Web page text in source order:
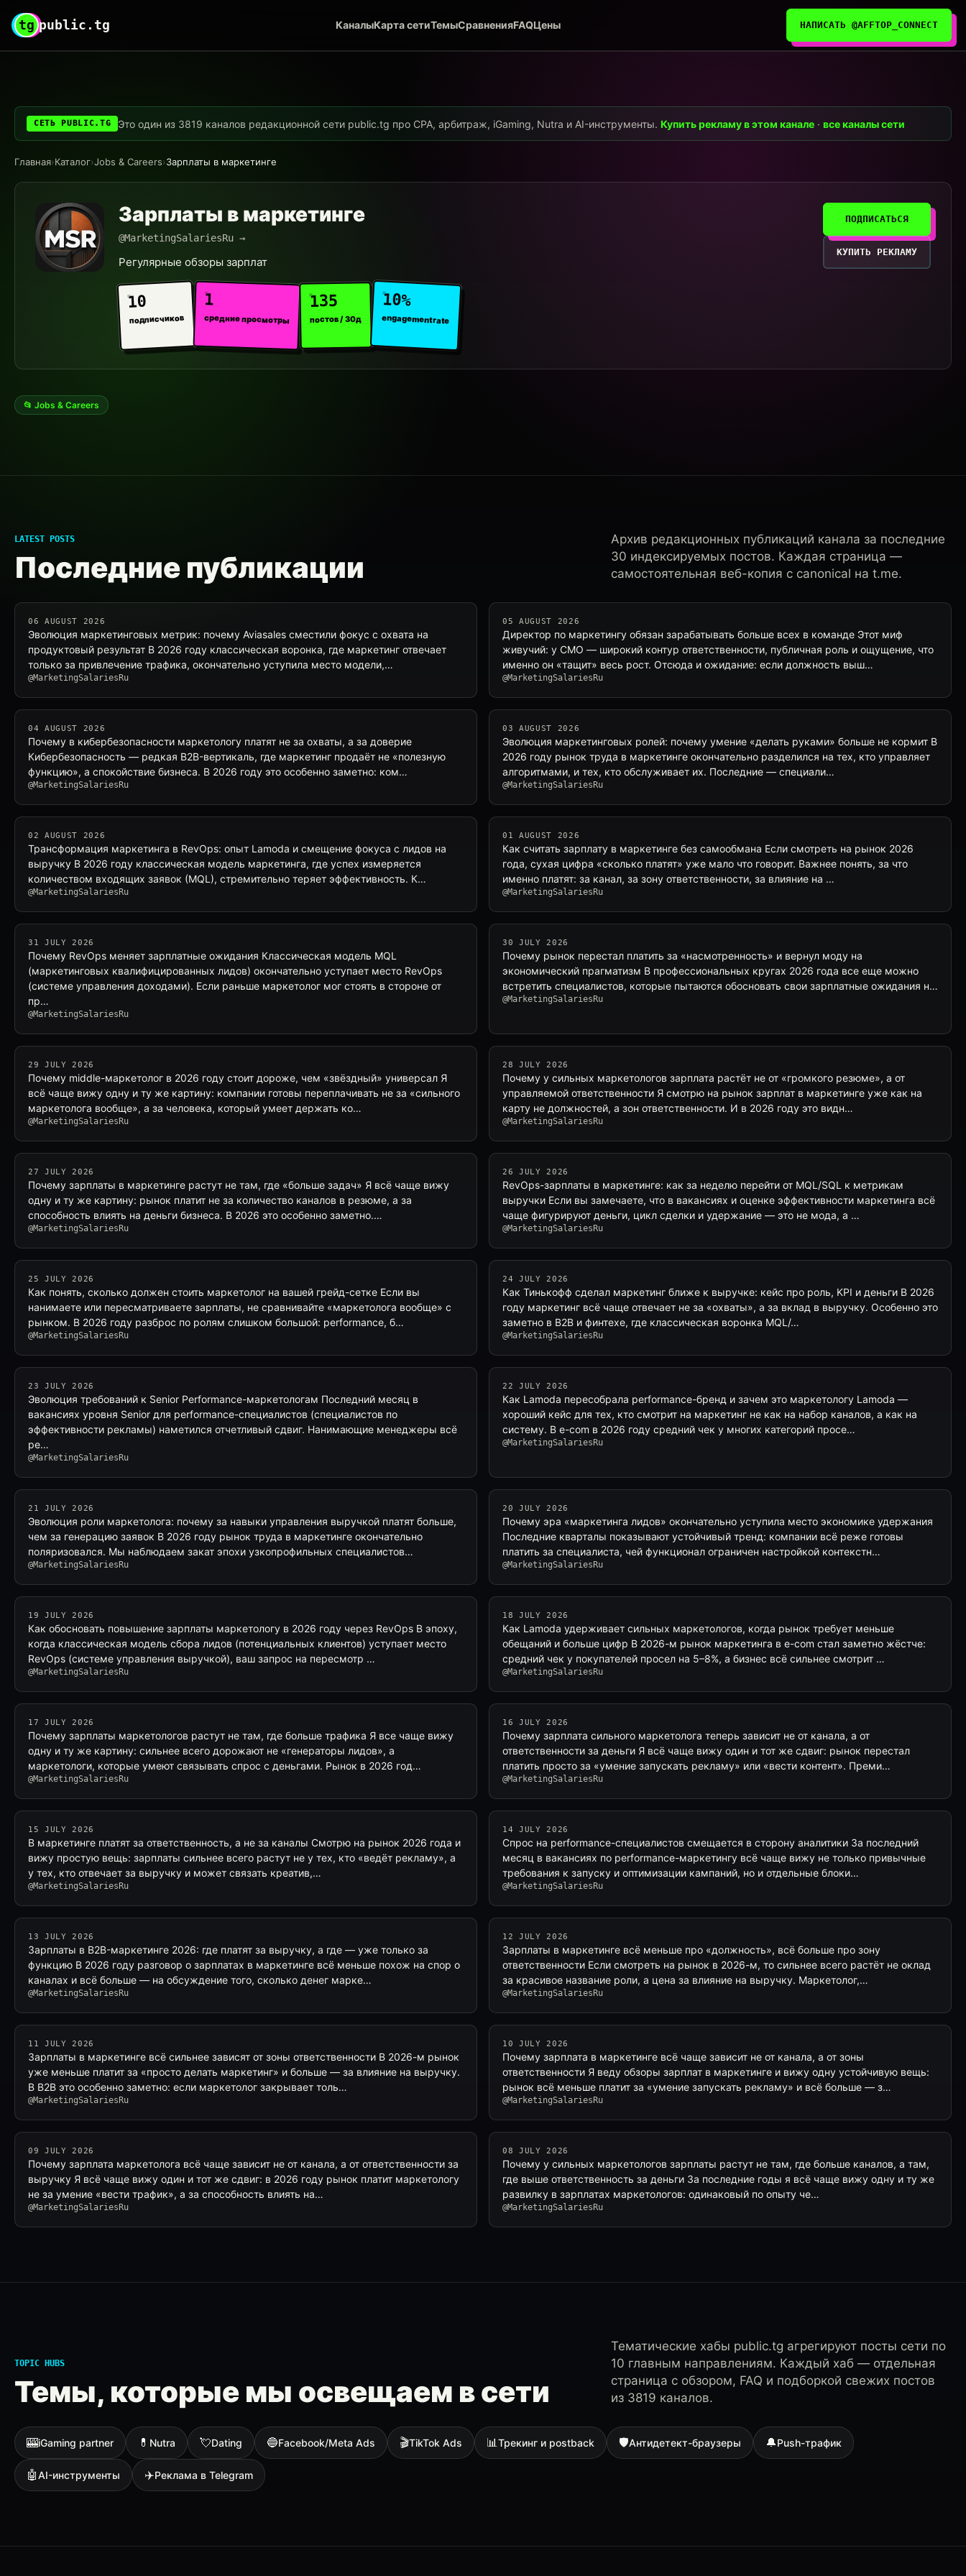
tg public.tg КаналыКарта сетиТемыСравненияFAQЦены НАПИСАТЬ @AFFTOP_CONNECT
СЕТЬ PUBLIC.TG Это один из 3819 каналов редакционной сети public.tg про CPA, арбитраж, iGaming, Nutra и AI-инструменты.Купить рекламу в этом канале ·все каналы сети
Главная›Каталог›Jobs & Careers›Зарплаты в маркетинге
Зарплаты в маркетинге
@MarketingSalariesRu →
Регулярные обзоры зарплат
10
подписчиков
1
средние просмотры
135
постов / 30д
10%
engagement rate
ПОДПИСАТЬСЯ
КУПИТЬ РЕКЛАМУ
📂 Jobs & Careers
LATEST POSTS
Последние публикации
Архив редакционных публикаций канала за последние
30 индексируемых постов. Каждая страница —
самостоятельная веб-копия с canonical на t.me.
06 AUGUST 2026
Эволюция маркетинговых метрик: почему Aviasales сместили фокус с охвата на
продуктовый результат В 2026 году классическая воронка, где маркетинг отвечает
только за привлечение трафика, окончательно уступила место модели,…
@MarketingSalariesRu
05 AUGUST 2026
Директор по маркетингу обязан зарабатывать больше всех в команде Этот миф
живучий: у CMO — широкий контур ответственности, публичная роль и ощущение, что
именно он «тащит» весь рост. Отсюда и ожидание: если должность выш…
@MarketingSalariesRu
04 AUGUST 2026
Почему в кибербезопасности маркетологу платят не за охваты, а за доверие
Кибербезопасность — редкая B2B-вертикаль, где маркетинг продаёт не «полезную
функцию», а спокойствие бизнеса. В 2026 году это особенно заметно: ком…
@MarketingSalariesRu
03 AUGUST 2026
Эволюция маркетинговых ролей: почему умение «делать руками» больше не кормит В
2026 году рынок труда в маркетинге окончательно разделился на тех, кто управляет
алгоритмами, и тех, кто обслуживает их. Последние — специали…
@MarketingSalariesRu
02 AUGUST 2026
Трансформация маркетинга в RevOps: опыт Lamoda и смещение фокуса с лидов на
выручку В 2026 году классическая модель маркетинга, где успех измеряется
количеством входящих заявок (MQL), стремительно теряет эффективность. К…
@MarketingSalariesRu
01 AUGUST 2026
Как считать зарплату в маркетинге без самообмана Если смотреть на рынок 2026
года, сухая цифра «сколько платят» уже мало что говорит. Важнее понять, за что
именно платят: за канал, за зону ответственности, за влияние на …
@MarketingSalariesRu
31 JULY 2026
Почему RevOps меняет зарплатные ожидания Классическая модель MQL
(маркетинговых квалифицированных лидов) окончательно уступает место RevOps
(системе управления доходами). Если раньше маркетолог мог стоять в стороне от
пр…
@MarketingSalariesRu
30 JULY 2026
Почему рынок перестал платить за «насмотренность» и вернул моду на
экономический прагматизм В профессиональных кругах 2026 года все еще можно
встретить специалистов, которые пытаются обосновать свои зарплатные ожидания н…
@MarketingSalariesRu
29 JULY 2026
Почему middle-маркетолог в 2026 году стоит дороже, чем «звёздный» универсал Я
всё чаще вижу одну и ту же картину: компании готовы переплачивать не за «сильного
маркетолога вообще», а за человека, который умеет держать ко…
@MarketingSalariesRu
28 JULY 2026
Почему у сильных маркетологов зарплата растёт не от «громкого резюме», а от
управляемой ответственности Я смотрю на рынок зарплат в маркетинге уже как на
карту не должностей, а зон ответственности. И в 2026 году это видн…
@MarketingSalariesRu
27 JULY 2026
Почему зарплаты в маркетинге растут не там, где «больше задач» Я всё чаще вижу
одну и ту же картину: рынок платит не за количество каналов в резюме, а за
способность влиять на деньги бизнеса. В 2026 это особенно заметно.…
@MarketingSalariesRu
26 JULY 2026
RevOps-зарплаты в маркетинге: как за неделю перейти от MQL/SQL к метрикам
выручки Если вы замечаете, что в вакансиях и оценке эффективности маркетинга всё
чаще фигурируют деньги, цикл сделки и удержание — это не мода, а …
@MarketingSalariesRu
25 JULY 2026
Как понять, сколько должен стоить маркетолог на вашей грейд-сетке Если вы
нанимаете или пересматриваете зарплаты, не сравнивайте «маркетолога вообще» с
рынком. В 2026 году разброс по ролям слишком большой: performance, б…
@MarketingSalariesRu
24 JULY 2026
Как Тинькофф сделал маркетинг ближе к выручке: кейс про роль, KPI и деньги В 2026
году маркетинг всё чаще отвечает не за «охваты», а за вклад в выручку. Особенно это
заметно в B2B и финтехе, где классическая воронка MQL/…
@MarketingSalariesRu
23 JULY 2026
Эволюция требований к Senior Performance-маркетологам Последний месяц в
вакансиях уровня Senior для performance-специалистов (специалистов по
эффективности рекламы) наметился отчетливый сдвиг. Нанимающие менеджеры всё
ре…
@MarketingSalariesRu
22 JULY 2026
Как Lamoda пересобрала performance-бренд и зачем это маркетологу Lamoda —
хороший кейс для тех, кто смотрит на маркетинг не как на набор каналов, а как на
систему. В e-com в 2026 году средний чек у многих категорий просе…
@MarketingSalariesRu
21 JULY 2026
Эволюция роли маркетолога: почему за навыки управления выручкой платят больше,
чем за генерацию заявок В 2026 году рынок труда в маркетинге окончательно
поляризовался. Мы наблюдаем закат эпохи узкопрофильных специалистов…
@MarketingSalariesRu
20 JULY 2026
Почему эра «маркетинга лидов» окончательно уступила место экономике удержания
Последние кварталы показывают устойчивый тренд: компании всё реже готовы
платить за специалиста, чей функционал ограничен настройкой контекстн…
@MarketingSalariesRu
19 JULY 2026
Как обосновать повышение зарплаты маркетологу в 2026 году через RevOps В эпоху,
когда классическая модель сбора лидов (потенциальных клиентов) уступает место
RevOps (системе управления выручкой), ваш запрос на пересмотр …
@MarketingSalariesRu
18 JULY 2026
Как Lamoda удерживает сильных маркетологов, когда рынок требует меньше
обещаний и больше цифр В 2026-м рынок маркетинга в e-com стал заметно жёстче:
средний чек у покупателей просел на 5–8%, а бизнес всё сильнее смотрит …
@MarketingSalariesRu
17 JULY 2026
Почему зарплаты маркетологов растут не там, где больше трафика Я все чаще вижу
одну и ту же картину: сильнее всего дорожают не «генераторы лидов», а
маркетологи, которые умеют связывать спрос с деньгами. Рынок в 2026 год…
@MarketingSalariesRu
16 JULY 2026
Почему зарплата сильного маркетолога теперь зависит не от канала, а от
ответственности за деньги Я всё чаще вижу один и тот же сдвиг: рынок перестал
платить просто за «умение запускать рекламу» или «вести контент». Преми…
@MarketingSalariesRu
15 JULY 2026
В маркетинге платят за ответственность, а не за каналы Смотрю на рынок 2026 года и
вижу простую вещь: зарплаты сильнее всего растут не у тех, кто «ведёт рекламу», а
у тех, кто отвечает за выручку и может связать креатив,…
@MarketingSalariesRu
14 JULY 2026
Спрос на performance-специалистов смещается в сторону аналитики За последний
месяц в вакансиях по performance-маркетингу всё чаще вижу не только привычные
требования к запуску и оптимизации кампаний, но и отдельные блоки…
@MarketingSalariesRu
13 JULY 2026
Зарплаты в B2B-маркетинге 2026: где платят за выручку, а где — уже только за
функцию В 2026 году разговор о зарплатах в маркетинге всё меньше похож на спор о
каналах и всё больше — на обсуждение того, сколько денег марке…
@MarketingSalariesRu
12 JULY 2026
Зарплаты в маркетинге всё меньше про «должность», всё больше про зону
ответственности Если смотреть на рынок в 2026-м, то сильнее всего растёт не оклад
за красивое название роли, а цена за влияние на выручку. Маркетолог,…
@MarketingSalariesRu
11 JULY 2026
Зарплаты в маркетинге всё сильнее зависят от зоны ответственности В 2026-м рынок
уже меньше платит за «просто делать маркетинг» и больше — за влияние на выручку.
В B2B это особенно заметно: если маркетолог закрывает толь…
@MarketingSalariesRu
10 JULY 2026
Почему зарплата в маркетинге всё чаще зависит не от канала, а от зоны
ответственности Я веду обзоры зарплат в маркетинге и вижу одну устойчивую вещь:
рынок всё меньше платит за «умение запускать рекламу» и всё больше — з…
@MarketingSalariesRu
09 JULY 2026
Почему зарплата маркетолога всё чаще зависит не от канала, а от ответственности за
выручку Я всё чаще вижу один и тот же сдвиг: в 2026 году рынок платит маркетологу
не за умение «вести трафик», а за способность влиять на…
@MarketingSalariesRu
08 JULY 2026
Почему у сильных маркетологов зарплаты растут не там, где больше каналов, а там,
где выше ответственность за деньги За последние годы я всё чаще вижу одну и ту же
развилку в зарплатах маркетологов: одинаковый по опыту че…
@MarketingSalariesRu
TOPIC HUBS
Темы, которые мы освещаем в сети
Тематические хабы public.tg агрегируют посты сети по
10 главным направлениям. Каждый хаб — отдельная
страница с обзором, FAQ и подборкой свежих постов
из 3819 каналов.
🎰iGaming partner 💊 Nutra 💘Dating 🔵Facebook/Meta Ads 🎬TikTok Ads 📊Трекинг и postback 🛡Антидетект-браузеры 🔔Push-трафик
🤖AI-инструменты ✈️Реклама в Telegram